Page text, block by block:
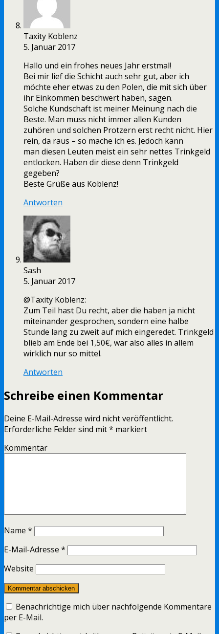
Taxity Koblenz
5. Januar 2017
Hallo und ein frohes neues Jahr erstmal!
Bei mir lief die Schicht auch sehr gut, aber ich
möchte eher etwas zu den Polen, die mit sich über
ihr Einkommen beschwert haben, sagen.
Solche Kundschaft ist meiner Meinung nach die
Beste. Man muss nicht immer allen Kunden
zuhören und solchen Protzern erst recht nicht. Hier
rein, da raus – so mache ich es. Jedoch kann
man diesen Leuten meist ein sehr nettes Trinkgeld
entlocken. Haben dir diese denn Trinkgeld
gegeben?
Beste Grüße aus Koblenz!
Antworten
Sash
5. Januar 2017
@Taxity Koblenz:
Zum Teil hast Du recht, aber die haben ja nicht
miteinander gesprochen, sondern eine halbe
Stunde lang zu zweit auf mich eingeredet. Trinkgeld
blieb am Ende bei 1,50€, war also alles in allem
wirklich nur so mittel.
Antworten
Schreibe einen Kommentar
Deine E-Mail-Adresse wird nicht veröffentlicht.
Erforderliche Felder sind mit* markiert
Kommentar
Name *
E-Mail-Adresse *
Website
Benachrichtige mich über nachfolgende Kommentare
per E-Mail.